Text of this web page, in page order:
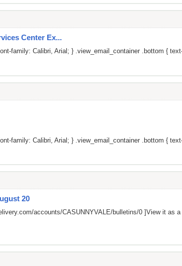
Center Ex...
family: Calibri, Arial; } .view_email_container .bottom {
family: Calibri, Arial; } .view_email_container .bottom {
20
accounts/CASUNNYVALE/bulletins/0 ]View it as a